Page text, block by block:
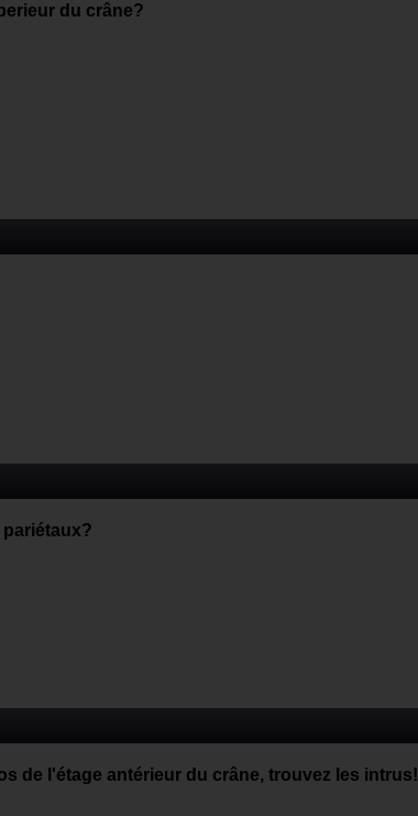
du crâne?
de l'étage antérieur du crâne, trouvez les intrus!